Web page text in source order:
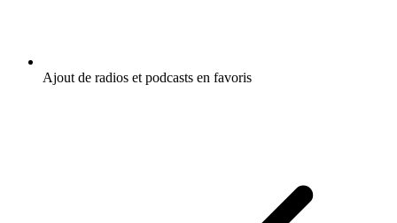
Ajout de radios et podcasts en favoris